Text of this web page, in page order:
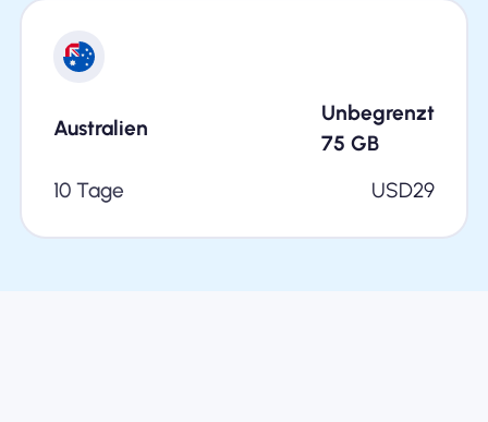
Australien
Unbegrenzt
75 GB
10 Tage
USD29